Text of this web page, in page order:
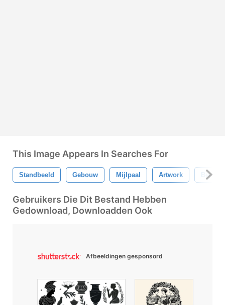
This Image Appears In Searches For
Standbeeld Gebouw Mijlpaal Artwork
Gebruikers Die Dit Bestand Hebben
Gedownload, Downloadden Ook
Afbeeldingen gesponsord